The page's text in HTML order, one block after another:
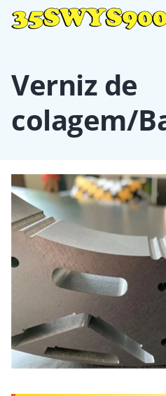
Verniz de
colagem/